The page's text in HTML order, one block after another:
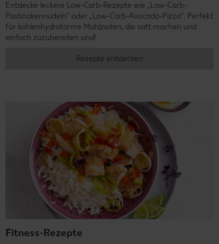
Entdecke leckere Low-Carb-Rezepte wie „Low-Carb-
Pastinakennudeln" oder „Low-Carb-Avocado-Pizza". Perfekt
für kohlenhydratarme Mahlzeiten, die satt machen und
einfach zuzubereiten sind!
Rezepte entdecken
Fitness-Rezepte